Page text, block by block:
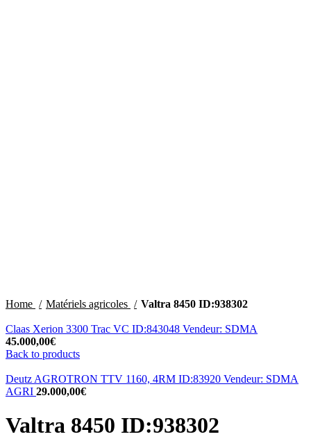
Home Matériels agricoles Valtra 8450 ID:938302
Claas Xerion 3300 Trac VC ID:843048 Vendeur: SDMA
45.000,00€
Back to products
Deutz AGROTRON TTV 1160, 4RM ID:83920 Vendeur: SDMA
AGRI 29.000,00€
Valtra 8450 ID:938302